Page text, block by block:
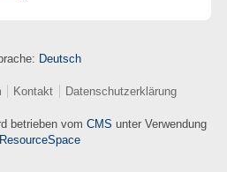
Deutsch
Kontakt Datenschutzerklärung
betrieben vom CMS unter Verwendung
ResourceSpace